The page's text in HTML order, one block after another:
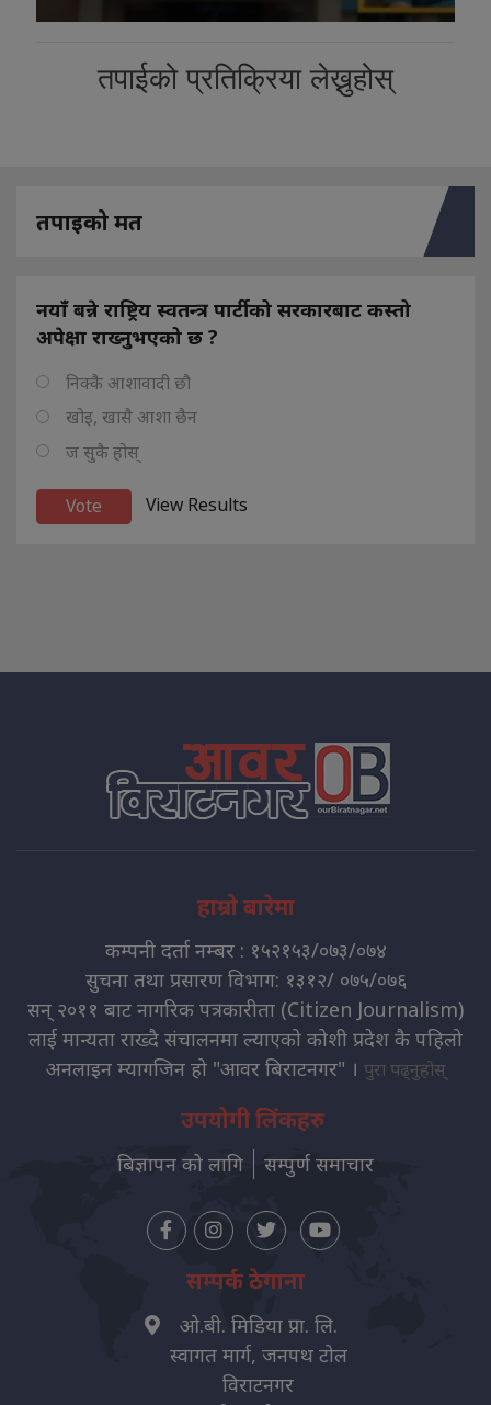
तपाईको प्रतिक्रिया लेख्नुहोस्
तपाइको मत
नयाँ बन्ने राष्ट्रिय स्वतन्त्र पार्टीको सरकारबाट कस्तो
अपेक्षा राख्नुभएको छ ?
निक्कै आशावादी छौ
खोइ, खासै आशा छैन
ज सुकै होस्
View Results
हाम्रो बारेमा
कम्पनी दर्ता नम्बर : १५२१५३/०७३/०७४
सुचना तथा प्रसारण विभाग: १३१२/ ०७५/०७६
सन् २०११ बाट नागरिक पत्रकारीता (Citizen Journalism)
लाई मान्यता राख्दै संचालनमा ल्याएको कोशी प्रदेश कै पहिलो
अनलाइन म्यागजिन हो "आवर बिराटनगर" । पुरा पढ्नुहोस्
उपयोगी लिंकहरु
बिज्ञापन को लागि सम्पुर्ण समाचार
सम्पर्क ठेगाना
ओ.बी. मिडिया प्रा. लि.
स्वागत मार्ग, जनपथ टोल
विराटनगर